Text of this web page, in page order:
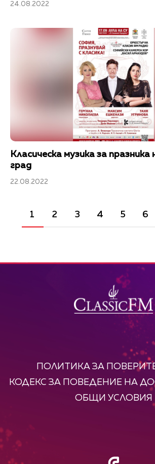
24.08.2022
Класическа музика за
град
22.08.2022
1 2 3 4 5 6
ПОЛИТИКА ЗА
КОДЕКС ЗА ПОВЕДЕНИЕ НА
ОБЩИ УСЛОВИЯ